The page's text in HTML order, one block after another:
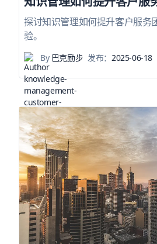
探讨知识管理如何提升客户服务
验。
By巴克励步 发布：2025-06-18